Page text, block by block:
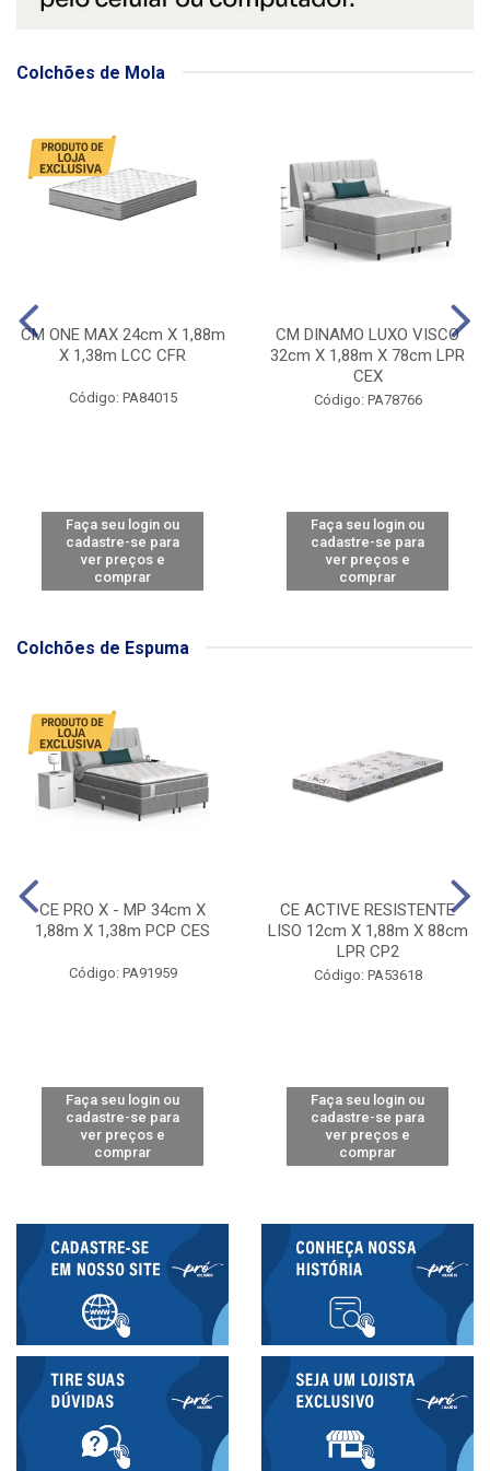
Colchões de Mola
CM ONE MAX 24cm X 1,88m
X 1,38m LCC CFR
Código: PA84015
Faça seu login ou
cadastre-se para
ver preços e
comprar
CM DINAMO LUXO VISCO
32cm X 1,88m X 78cm LPR
CEX
Código: PA78766
Faça seu login ou
cadastre-se para
ver preços e
comprar
Colchões de Espuma
CE PRO X - MP 34cm X
1,88m X 1,38m PCP CES
Código: PA91959
Faça seu login ou
cadastre-se para
ver preços e
comprar
CE ACTIVE RESISTENTE
LISO 12cm X 1,88m X 88cm
LPR CP2
Código: PA53618
Faça seu login ou
cadastre-se para
ver preços e
comprar